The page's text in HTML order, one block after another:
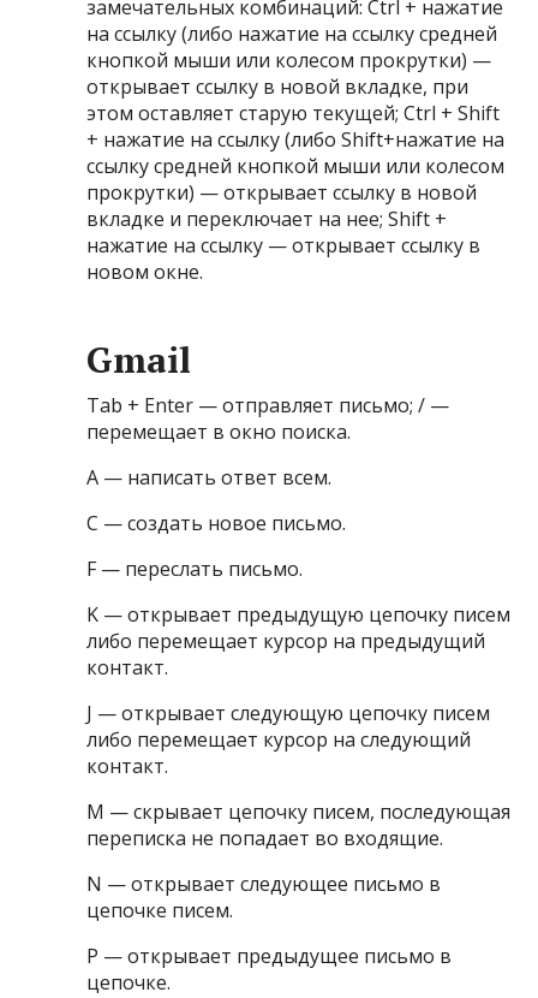
замечательных комбинаций: Ctrl + нажатие
на ссылку (либо нажатие на ссылку средней
кнопкой мыши или колесом прокрутки) —
открывает ссылку в новой вкладке, при
этом оставляет старую текущей; Ctrl + Shift
+ нажатие на ссылку (либо Shift+нажатие на
ссылку средней кнопкой мыши или колесом
прокрутки) — открывает ссылку в новой
вкладке и переключает на нее; Shift +
нажатие на ссылку — открывает ссылку в
новом окне.
Gmail
Tab + Enter — отправляет письмо; / —
перемещает в окно поиска.
A — написать ответ всем.
C — создать новое письмо.
F — переслать письмо.
K — открывает предыдущую цепочку писем
либо перемещает курсор на предыдущий
контакт.
J — открывает следующую цепочку писем
либо перемещает курсор на следующий
контакт.
M — скрывает цепочку писем, последующая
переписка не попадает во входящие.
N — открывает следующее письмо в
цепочке писем.
P — открывает предыдущее письмо в
цепочке.